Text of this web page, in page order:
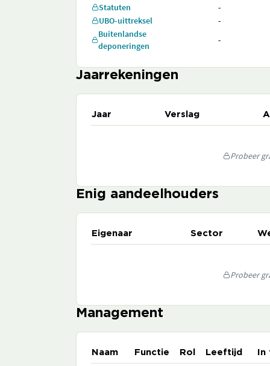
Statuten
-
UBO-uittreksel
-
Buitenlandse
deponeringen
-
Jaarrekeningen
Jaar Verslag
Probeer
Enig aandeelhouders
Eigenaar Sector
Probeer
Management
Naam Functie Rol Leeftijd